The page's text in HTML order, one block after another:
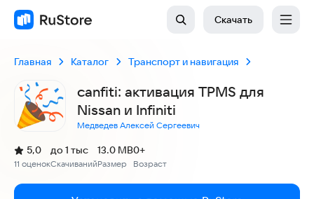
Скачать
Главная Каталог Транспорт и навигация
canfiti: активация TPMS для
Nissan и Infiniti
Медведев Алексей Сергеевич
Рейтинг:
5,0
(
11 оценок
)
Скачиваний
до 1 тыс
Размер
13.0 MB
Возраст
0+